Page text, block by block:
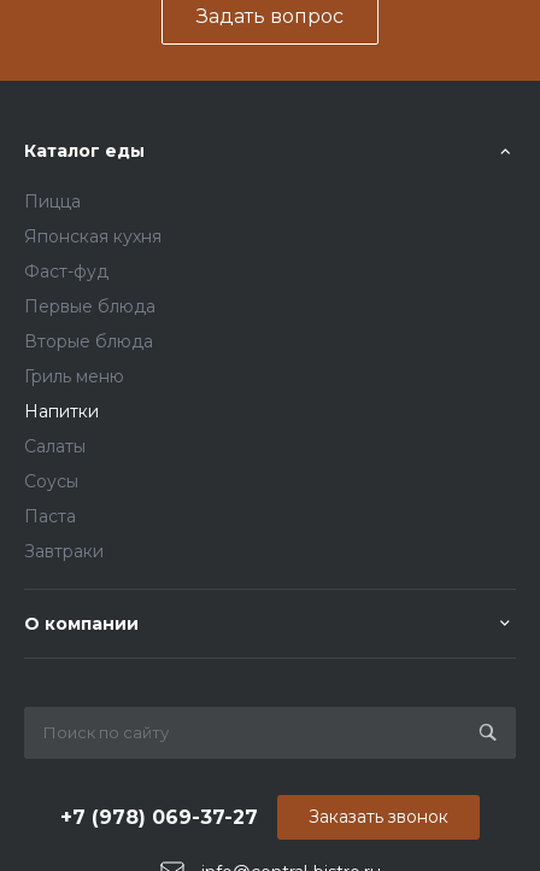
Задать вопрос
Каталог еды
Пицца
Японская кухня
Фаст-фуд
Первые блюда
Вторые блюда
Гриль меню
Напитки
Салаты
Соусы
Паста
Завтраки
О компании
+7 (978) 069-37-27 Заказать звонок